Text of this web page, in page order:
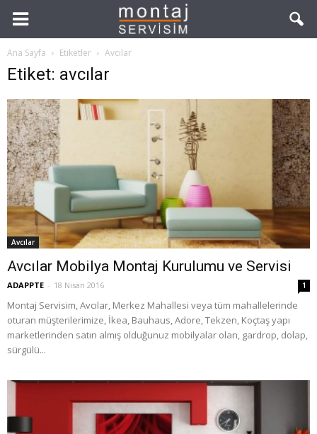
Ana Sayfa Etiketler Avcılar
Etiket: avcılar
Avcılar
Avcılar Mobilya Montaj Kurulumu ve Servisi
ADAPPTE - 18 Nisan 2016 1
Montaj Servisim, Avcılar, Merkez Mahallesi veya tüm mahallelerinde
oturan müşterilerimize, İkea, Bauhaus, Adore, Tekzen, Koçtaş yapı
marketlerinden satın almış olduğunuz mobilyalar olan, gardrop, dolap,
sürgülü...